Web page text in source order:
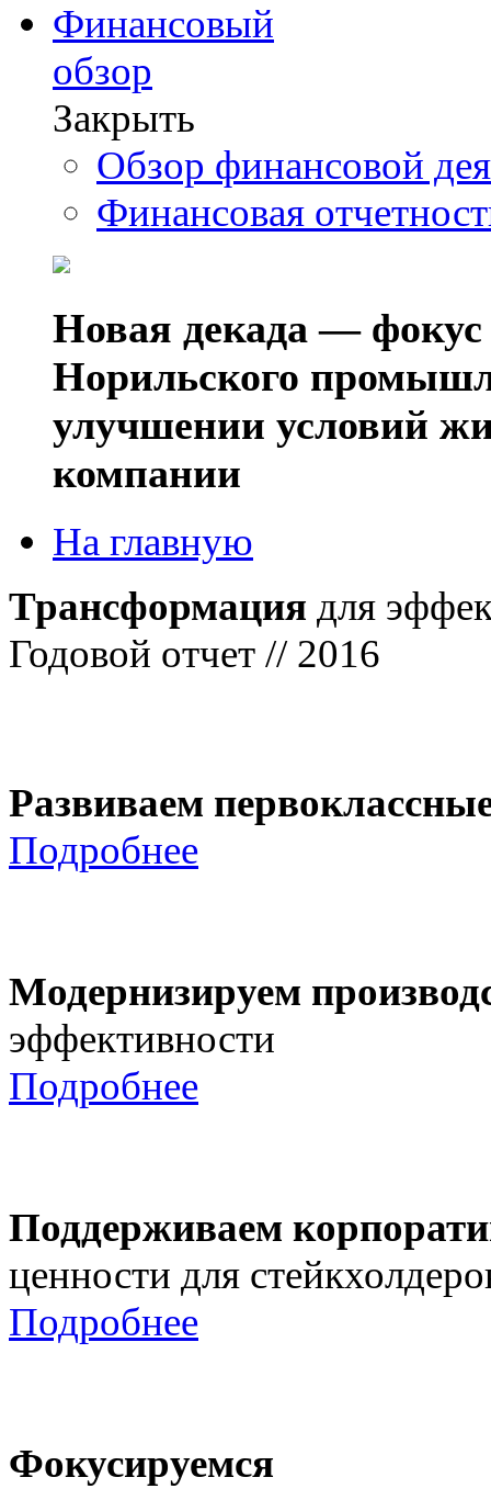
Финансовый
обзор
Закрыть
Обзор финансовой
Финансовая
Новая декада — фокус
Норильского
улучшении условий
компании
На главную
Трансформация для
Годовой отчет // 2016
Развиваем
Подробнее
Модернизируем
эффективности
Подробнее
Поддерживаем
ценности для
Подробнее
Фокусируемся